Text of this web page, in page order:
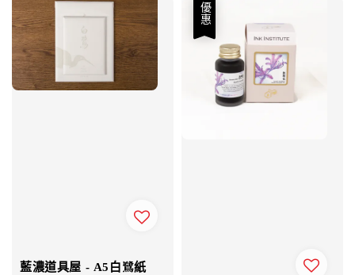
藍濃道具屋 - A5白鷺紙
優惠